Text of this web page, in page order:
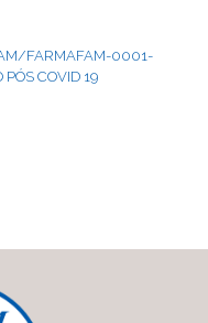
FARMAFAM-0001-
COVID 19